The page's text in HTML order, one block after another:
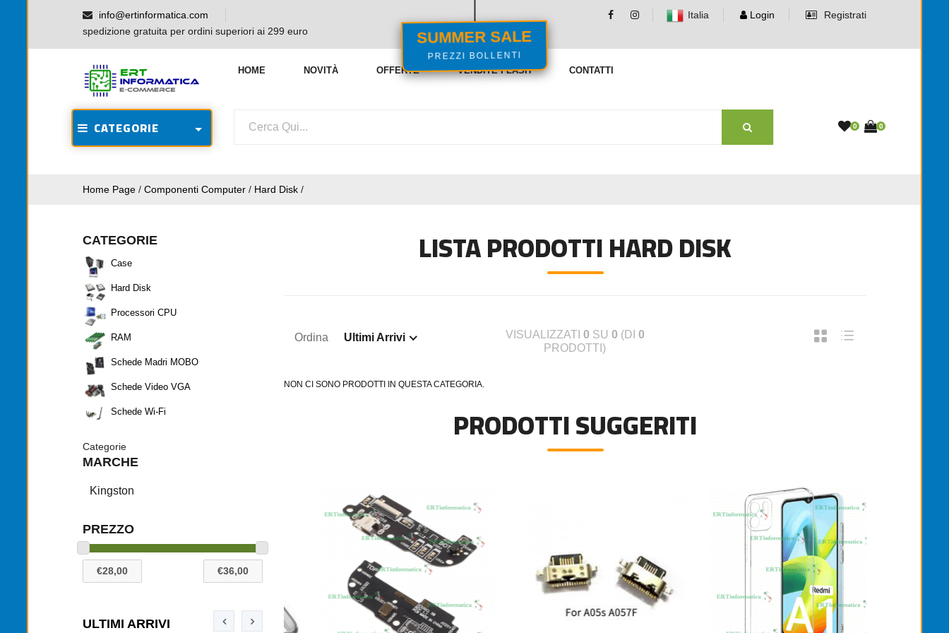
SUMMER SALE
PREZZI BOLLENTI
info@ertinformatica.com
spedizione gratuita per ordini superiori ai 299 euro
Italia Login Registrati
HOME NOVITÀ OFFERTE VENDITE FLASH CONTATTI
CATEGORIE 0 0
Home Page / Componenti Computer / Hard Disk /
CATEGORIE
Case
Hard Disk
Processori CPU
RAM
Schede Madri MOBO
Schede Video VGA
Schede Wi-Fi
Categorie
MARCHE
Kingston
PREZZO
ULTIMI ARRIVI
LISTA PRODOTTI HARD DISK
Ordina Ultimi Arrivi VISUALIZZATI 0 SU 0 (DI 0
PRODOTTI)
NON CI SONO PRODOTTI IN QUESTA CATEGORIA.
PRODOTTI SUGGERITI